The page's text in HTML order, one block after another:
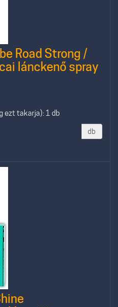
Road Strong /
lánckenő spray
ezt takarja): 1 db
db